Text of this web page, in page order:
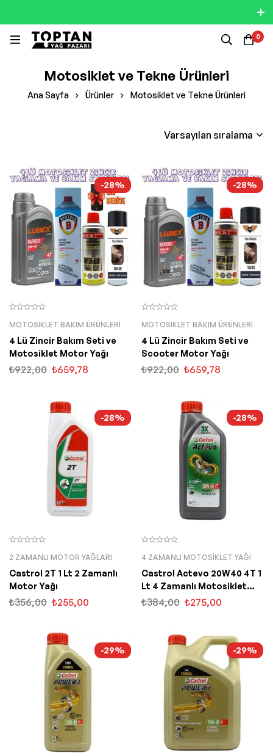
0
Motosiklet ve Tekne Ürünleri
Ana Sayfa Ürünler Motosiklet ve Tekne Ürünleri
Varsayılan sıralama
-28%
MOTOSIKLET BAKIM ÜRÜNLERI
4 Lü Zincir Bakım Seti ve
Motosiklet Motor Yağı
₺922,00 ₺659,78
-28%
MOTOSIKLET BAKIM ÜRÜNLERI
4 Lü Zincir Bakım Seti ve
Scooter Motor Yağı
₺922,00 ₺659,78
-28%
2 ZAMANLI MOTOR YAĞLARI
Castrol 2T 1 Lt 2 Zamanlı
Motor Yağı
₺356,00 ₺255,00
-28%
4 ZAMANLI MOTOSIKLET YAĞI
Castrol Actevo 20W40 4T 1
Lt 4 Zamanlı Motosiklet
Yağı
₺384,00 ₺275,00
-29% -29%